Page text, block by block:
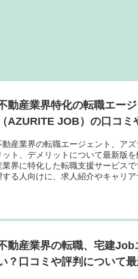
動産業界特化の転職エー
（AZURITE JOB）の口コ
動産業界の転職エージェント、ア
ット、デメリットについて最新版
業界に特化した転職支援サービス
する人向けに、求人紹介やキャリア
動産業界の転職、宅建
？口コミや評判について